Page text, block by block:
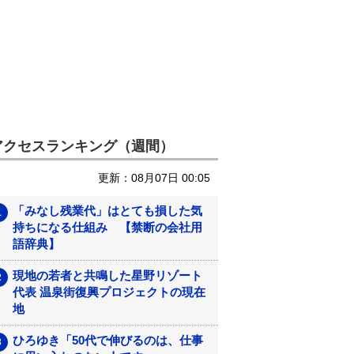
セスランキング（週間）
更新：08月07日 00:05
「みなし残業代」はとても損した気
持ちになる仕組み 【禁断の会社用
語辞典】
現地の若者と共鳴した星野リゾート
代表 温泉街復興プロジェクトの現在
地
ひろゆき「50代で伸びるのは、仕事